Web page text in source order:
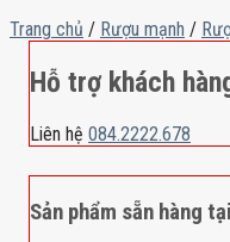
Trang chủ / Rượu mạnh /
Hỗ trợ khách
Liên hệ 084.2222.678
Sản phẩm sẵn hàng